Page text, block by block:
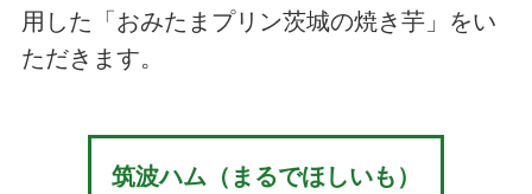
用した「おみたまプリン茨城の焼き芋」をい
ただきます。
筑波ハム（まるでほしいも）